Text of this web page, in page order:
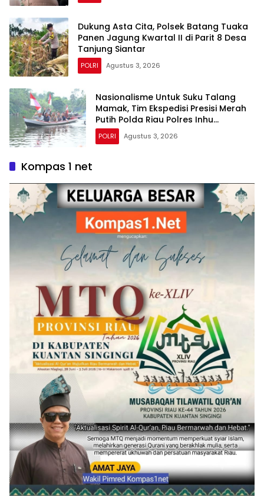
Dukung Asta Cita, Polsek Batang Tuaka
Panen Jagung Kwartal II di Parit 8 Desa
Tanjung Siantar
POLRI Agustus 3, 2026
Nasionalisme Untuk Suku Talang
Mamak, Tim Ekspedisi Presisi Merah
Putih Polda Riau Polres Inhu
Hantarkan Bendera, Bansos Hingga
Tanam Pohon Bersama
POLRI Agustus 3, 2026
Kompas 1 net